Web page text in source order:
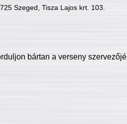
Szeged, Tisza Lajos krt. 103.
bártan a verseny